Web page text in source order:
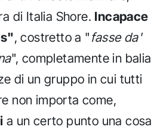
di Italia Shore. Incapace
, costretto a " fasse da'
", completamente in balia
di un gruppo in cui tutti
non importa come,
a un certo punto una cosa